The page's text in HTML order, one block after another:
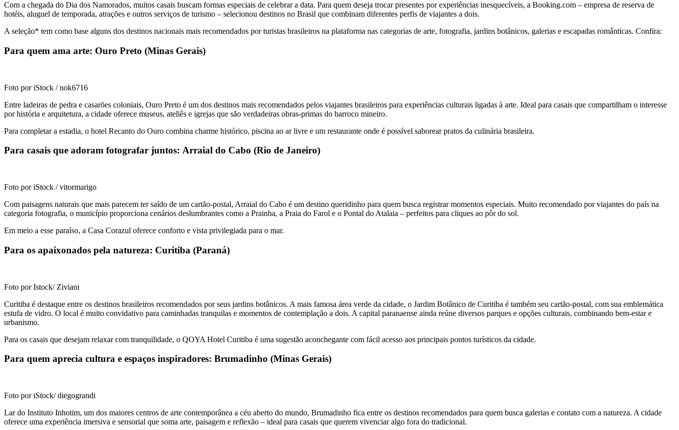
Com a chegada do Dia dos Namorados, muitos casais buscam formas especiais de celebrar a data. Para quem deseja trocar presentes por experiências inesquecíveis, a Booking.com – empresa de reserva de
hotéis, aluguel de temporada, atrações e outros serviços de turismo – selecionou destinos no Brasil que combinam diferentes perfis de viajantes a dois.
A seleção* tem como base alguns dos destinos nacionais mais recomendados por turistas brasileiros na plataforma nas categorias de arte, fotografia, jardins botânicos, galerias e escapadas românticas. Confira:
Para quem ama arte: Ouro Preto (Minas Gerais)
Foto por iStock / nok6716
Entre ladeiras de pedra e casarões coloniais, Ouro Preto é um dos destinos mais recomendados pelos viajantes brasileiros para experiências culturais ligadas à arte. Ideal para casais que compartilham o interesse
por história e arquitetura, a cidade oferece museus, ateliês e igrejas que são verdadeiras obras-primas do barroco mineiro.
Para completar a estadia, o hotel Recanto do Ouro combina charme histórico, piscina ao ar livre e um restaurante onde é possível saborear pratos da culinária brasileira.
Para casais que adoram fotografar juntos: Arraial do Cabo (Rio de Janeiro)
Foto por iStock / vitormarigo
Com paisagens naturais que mais parecem ter saído de um cartão-postal, Arraial do Cabo é um destino queridinho para quem busca registrar momentos especiais. Muito recomendado por viajantes do país na
categoria fotografia, o município proporciona cenários deslumbrantes como a Prainha, a Praia do Farol e o Pontal do Atalaia – perfeitos para cliques ao pôr do sol.
Em meio a esse paraíso, a Casa Corazul oferece conforto e vista privilegiada para o mar.
Para os apaixonados pela natureza: Curitiba (Paraná)
Foto por Istock/ Ziviani
Curitiba é destaque entre os destinos brasileiros recomendados por seus jardins botânicos. A mais famosa área verde da cidade, o Jardim Botânico de Curitiba é também seu cartão-postal, com sua emblemática
estufa de vidro. O local é muito convidativo para caminhadas tranquilas e momentos de contemplação a dois. A capital paranaense ainda reúne diversos parques e opções culturais, combinando bem-estar e
urbanismo.
Para os casais que desejam relaxar com tranquilidade, o QOYA Hotel Curitiba é uma sugestão aconchegante com fácil acesso aos principais pontos turísticos da cidade.
Para quem aprecia cultura e espaços inspiradores: Brumadinho (Minas Gerais)
Foto por iStock/ diegograndi
Lar do Instituto Inhotim, um dos maiores centros de arte contemporânea a céu aberto do mundo, Brumadinho fica entre os destinos recomendados para quem busca galerias e contato com a natureza. A cidade
oferece uma experiência imersiva e sensorial que soma arte, paisagem e reflexão – ideal para casais que querem vivenciar algo fora do tradicional.